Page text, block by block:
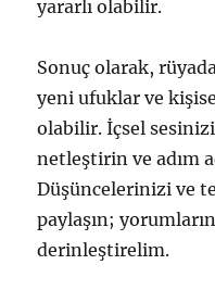
yararlı olabilir.
Sonuç olarak,
yeni ufuklar ve
olabilir. İçsel
netleştirin ve adım
Düşüncelerinizi ve
paylaşın;
derinleştirelim.